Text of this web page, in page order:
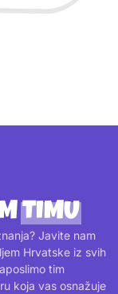
TIMU
Javite nam
Hrvatske iz svih
tim
koja vas osnažuje